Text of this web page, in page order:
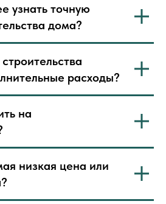
узнать точную
дома?
расходы?
на
низкая цена или